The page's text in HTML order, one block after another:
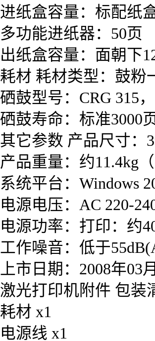
进纸盒容量：标配纸
多功能进纸器：50页
出纸盒容量：面朝下
耗材 耗材类型：鼓粉
硒鼓型号：CRG 315
硒鼓寿命：标准3000
其它参数 产品尺寸：
产品重量：约11.4kg
系统平台：Windows
电源电压：AC 220-
电源功率：打印：约
工作噪音：低于
上市日期：2008年03月
激光打印机附件 包装
耗材 x1
电源线 x1